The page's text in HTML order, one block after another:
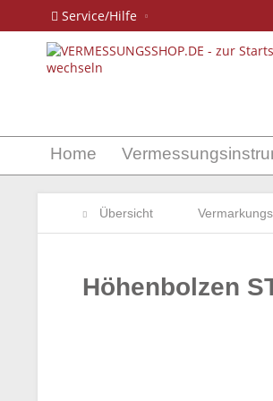
Service/Hilfe
Home
Übersicht
Höhenbolzen